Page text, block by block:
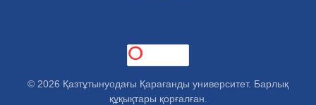
© 2026 Қазтұтынуодағы Қарағанды университет. Барлық
құқықтары қорғалған.